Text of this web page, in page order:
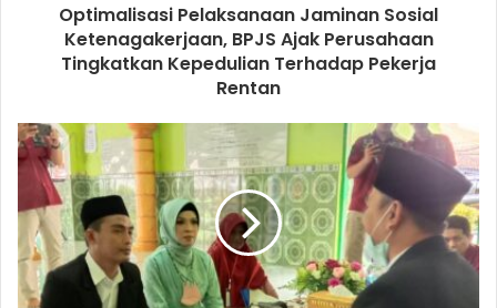
Optimalisasi Pelaksanaan Jaminan Sosial
Ketenagakerjaan, BPJS Ajak Perusahaan
Tingkatkan Kepedulian Terhadap Pekerja
Rentan